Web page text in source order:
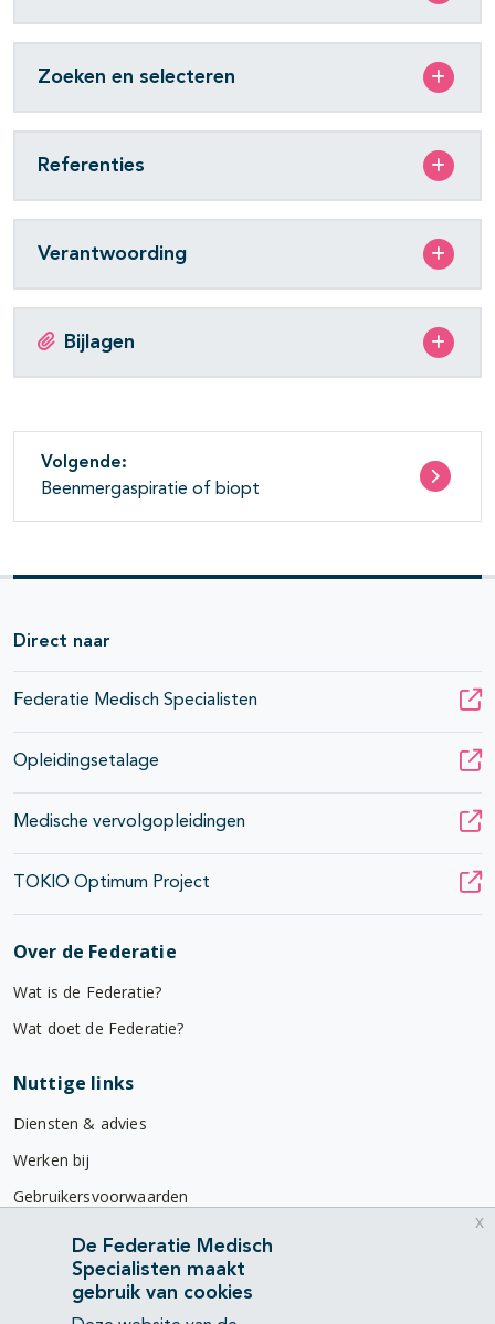
Zoeken en selecteren
Referenties
Verantwoording
Bijlagen
Volgende:
Beenmergaspiratie of biopt
Direct naar
Federatie Medisch Specialisten
Opleidingsetalage
Medische vervolgopleidingen
TOKIO Optimum Project
Over de Federatie
Wat is de Federatie?
Wat doet de Federatie?
Nuttige links
Diensten & advies
Werken bij
Gebruikersvoorwaarden
Privacyverklaring
Contact
De Federatie Medisch
Specialisten maakt
gebruik van cookies
x